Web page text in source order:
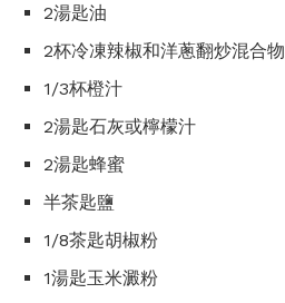
2湯匙油
2杯冷凍辣椒和洋蔥翻炒混合物
1/3杯橙汁
2湯匙石灰或檸檬汁
2湯匙蜂蜜
半茶匙鹽
1/8茶匙胡椒粉
1湯匙玉米澱粉